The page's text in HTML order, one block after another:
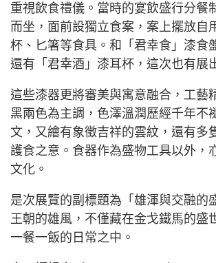
重視飲食禮儀。當時的宴飲盛行分餐
而坐，面前設獨立食案，案上擺放自
杯、匕箸等食具。和「君幸食」漆食
還有「君幸酒」漆耳杯，這次也有展
這些漆器更將審美與寓意融合，工藝
黑兩色為主調，色澤溫潤歷經千年不
文，又繪有象徵吉祥的雲紋，還有多
護食之意。食器作為盛物工具以外，
文化。
是次展覽的副標題為「雄渾與交融的
王朝的雄風，不僅藏在金戈鐵馬的盛
一餐一飯的日常之中。